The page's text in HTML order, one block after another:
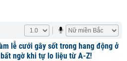
lễ cưới gây sốt trong hang động ở
ngờ khi tự lo liệu từ A-Z!